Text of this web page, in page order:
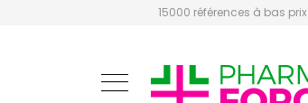
15000 références à bas prix